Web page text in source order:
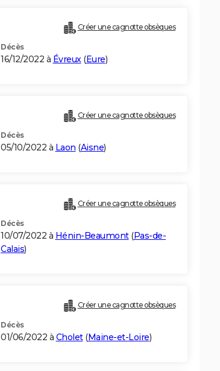
Créer une cagnotte obsèques
Décès
16/12/2022 à Évreux(Eure)
Créer une cagnotte obsèques
Décès
05/10/2022 à Laon (Aisne)
Créer une cagnotte obsèques
Décès
10/07/2022 à Hénin-Beaumont(Pas-de-
Calais)
Créer une cagnotte obsèques
Décès
01/06/2022 à Cholet(Maine-et-Loire)